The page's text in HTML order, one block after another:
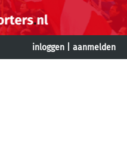
inloggen aanmelden